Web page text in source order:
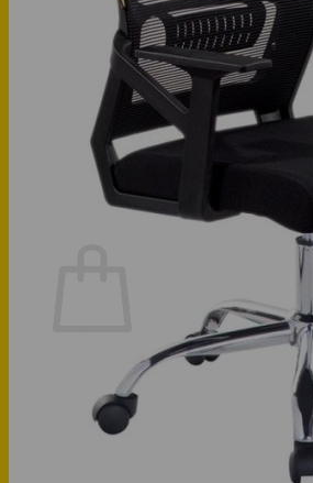
Văn phòng
Phòng khách
Phòng bếp
Phòng ngủ
Hotline: 0947 323438
Tìm kiếm:
Chưa có sản phẩm trong giỏ hàng.
Quay trở lại cửa hàng